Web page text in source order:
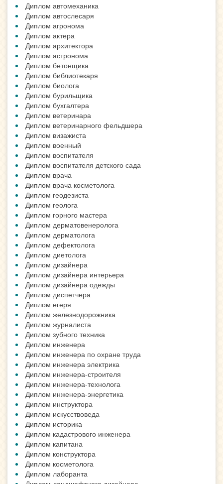
Диплом автомеханика
Диплом автослесаря
Диплом агронома
Диплом актера
Диплом архитектора
Диплом астронома
Диплом бетонщика
Диплом библиотекаря
Диплом биолога
Диплом бурильщика
Диплом бухгалтера
Диплом ветеринара
Диплом ветеринарного фельдшера
Диплом визажиста
Диплом военный
Диплом воспитателя
Диплом воспитателя детского сада
Диплом врача
Диплом врача косметолога
Диплом геодезиста
Диплом геолога
Диплом горного мастера
Диплом дерматовенеролога
Диплом дерматолога
Диплом дефектолога
Диплом диетолога
Диплом дизайнера
Диплом дизайнера интерьера
Диплом дизайнера одежды
Диплом диспетчера
Диплом егеря
Диплом железнодорожника
Диплом журналиста
Диплом зубного техника
Диплом инженера
Диплом инженера по охране труда
Диплом инженера электрика
Диплом инженера-строителя
Диплом инженера-технолога
Диплом инженера-энергетика
Диплом инструктора
Диплом искусствоведа
Диплом историка
Диплом кадастрового инженера
Диплом капитана
Диплом конструктора
Диплом косметолога
Диплом лаборанта